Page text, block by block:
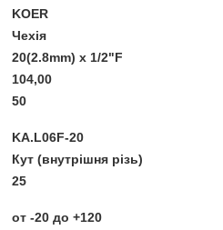
KOER
Чехія
20(2.8mm) x 1/2"F
104,00
50
KA.L06F-20
Кут (внутрішня різь)
25
от -20 до +120